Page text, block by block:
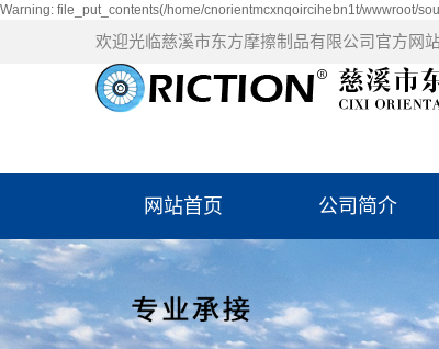
Warning: file_put_contents(/home/cnorientmcxnqoircihebn1t/wwwroot/
欢迎光临慈溪市东方摩擦制品有限公司官方网站
网站首页 公司简介